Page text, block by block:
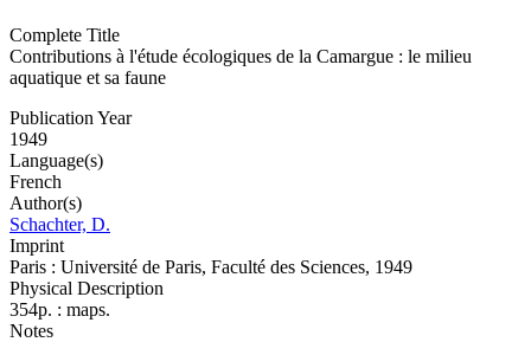
Complete Title
Contributions à l'étude écologiques de la Camargue : le milieu
aquatique et sa faune
Publication Year
1949
Language(s)
French
Author(s)
Schachter, D.
Imprint
Paris : Université de Paris, Faculté des Sciences, 1949
Physical Description
354p. : maps.
Notes